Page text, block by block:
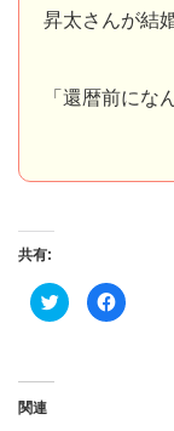
昇太さんが結
「還暦前にな
共有:
ク
リ
Facebook
で
関連